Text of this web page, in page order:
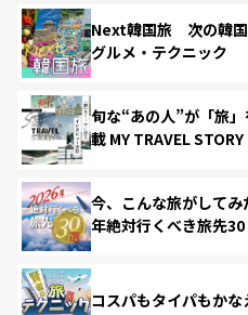
Next韓国旅 次の韓国
グルメ・テクニック
旬な“あの人”が「旅
載 MY TRAVEL STORY
今、こんな旅がして
年絶対行くべき旅先30
コスパもタイパもか